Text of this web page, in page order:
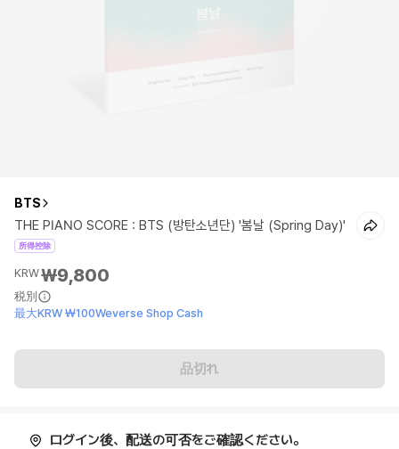
BTS
THE PIANO SCORE : BTS (방탄소년단) '봄날 (Spring Day)'
所得控除
KRW₩9,800
税別
最大KRW ₩100Weverse Shop Cash
品切れ
ログイン後、配送の可否をご確認ください。